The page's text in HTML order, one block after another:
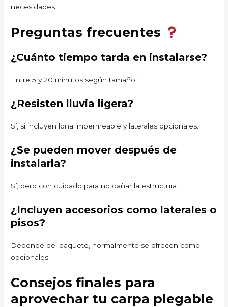
necesidades.
Preguntas frecuentes
¿Cuánto tiempo tarda en instalarse?
Entre 5 y 20 minutos según tamaño.
¿Resisten lluvia ligera?
Sí, si incluyen lona impermeable y laterales opcionales.
¿Se pueden mover después de
instalarla?
Sí, pero con cuidado para no dañar la estructura.
¿Incluyen accesorios como laterales o
pisos?
Depende del paquete, normalmente se ofrecen como
opcionales.
Consejos finales para
aprovechar tu carpa plegable